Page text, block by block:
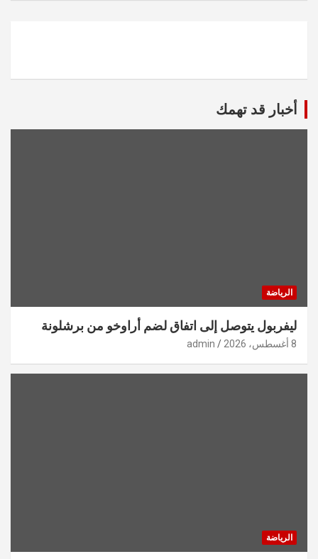
أخبار قد تهمك
الرياضة
ليفربول يتوصل إلى اتفاق لضم أراوخو من برشلونة
8 أغسطس، 2026 admin
الرياضة